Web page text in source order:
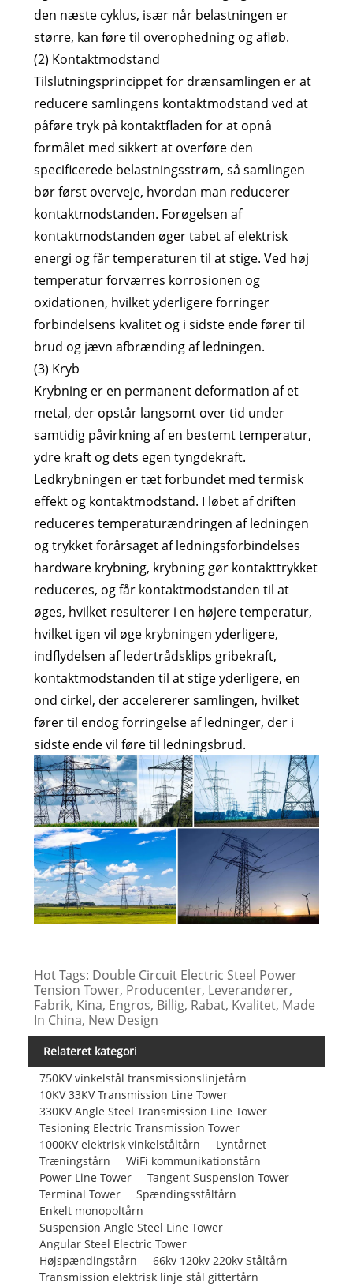
den næste cyklus, især når belastningen er
større, kan føre til overophedning og afløb.
(2) Kontaktmodstand
Tilslutningsprincippet for drænsamlingen er at
reducere samlingens kontaktmodstand ved at
påføre tryk på kontaktfladen for at opnå
formålet med sikkert at overføre den
specificerede belastningsstrøm, så samlingen
bør først overveje, hvordan man reducerer
kontaktmodstanden. Forøgelsen af ​​
kontaktmodstanden øger tabet af elektrisk
energi og får temperaturen til at stige. Ved høj
temperatur forværres korrosionen og
oxidationen, hvilket yderligere forringer
forbindelsens kvalitet og i sidste ende fører til
brud og jævn afbrænding af ledningen.
(3) Kryb
Krybning er en permanent deformation af et
metal, der opstår langsomt over tid under
samtidig påvirkning af en bestemt temperatur,
ydre kraft og dets egen tyngdekraft.
Ledkrybningen er tæt forbundet med termisk
effekt og kontaktmodstand. I løbet af driften
reduceres temperaturændringen af ​​ledningen
og trykket forårsaget af ledningsforbindelses
hardware krybning, krybning gør kontakttrykket
reduceres, og får kontaktmodstanden til at
øges, hvilket resulterer i en højere temperatur,
hvilket igen vil øge krybningen yderligere,
indflydelsen af ​​ledertrådsklips gribekraft,
kontaktmodstanden til at stige yderligere, en
ond cirkel, der accelererer samlingen, hvilket
fører til endog forringelse af ledninger, der i
sidste ende vil føre til ledningsbrud.
Hot Tags: Double Circuit Electric Steel Power
Tension Tower, Producenter, Leverandører,
Fabrik, Kina, Engros, Billig, Rabat, Kvalitet, Made
In China, New Design
Relateret kategori
750KV vinkelstål transmissionslinjetårn
10KV 33KV Transmission Line Tower
330KV Angle Steel Transmission Line Tower
Tesioning Electric Transmission Tower
1000KV elektrisk vinkelståltårn
Lyntårnet
Træningstårn
WiFi kommunikationstårn
Power Line Tower
Tangent Suspension Tower
Terminal Tower
Spændingsståltårn
Enkelt monopoltårn
Suspension Angle Steel Line Tower
Angular Steel Electric Tower
Højspændingstårn
66kv 120kv 220kv Ståltårn
Transmission elektrisk linje stål gittertårn